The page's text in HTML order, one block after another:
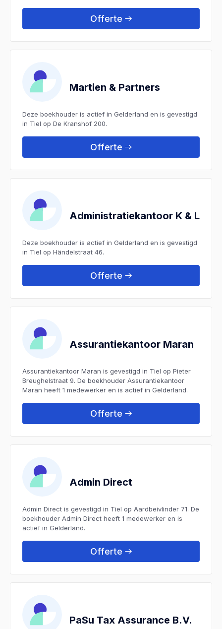
Offerte
Martien & Partners
Deze boekhouder is actief in Gelderland en is gevestigd
in Tiel op De Kranshof 200.
Offerte
Administratiekantoor K & L
Deze boekhouder is actief in Gelderland en is gevestigd
in Tiel op Händelstraat 46.
Offerte
Assurantiekantoor Maran
Assurantiekantoor Maran is gevestigd in Tiel op Pieter
Breughelstraat 9. De boekhouder Assurantiekantoor
Maran heeft 1 medewerker en is actief in Gelderland.
Offerte
Admin Direct
Admin Direct is gevestigd in Tiel op Aardbeivlinder 71. De
boekhouder Admin Direct heeft 1 medewerker en is
actief in Gelderland.
Offerte
PaSu Tax Assurance B.V.